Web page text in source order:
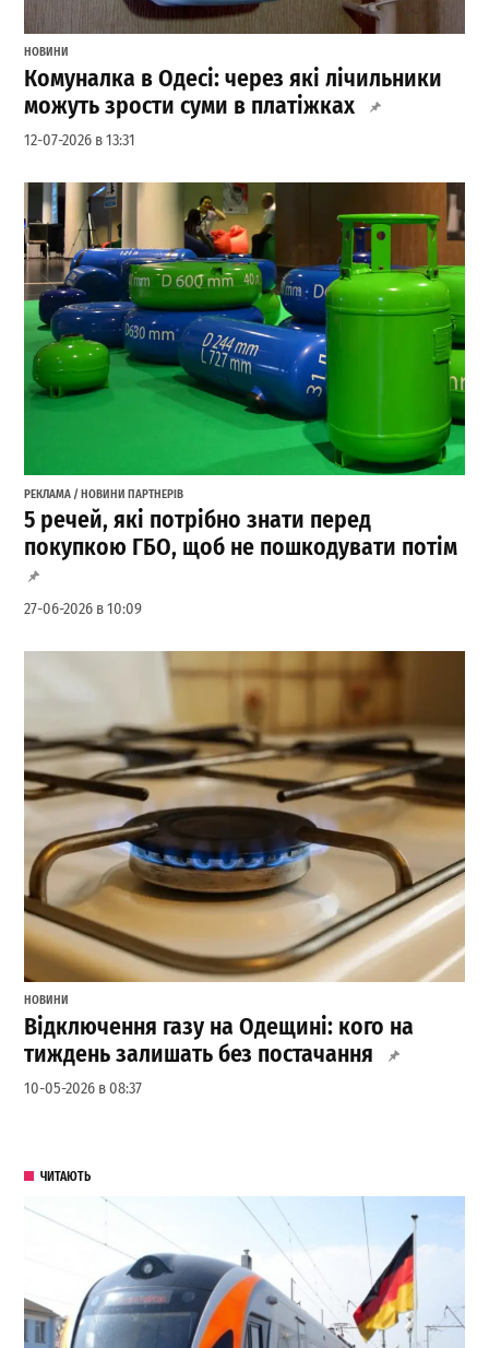
НОВИНИ
Комуналка в Одесі: через які лічильники
можуть зрости суми в платіжках
12-07-2026 в 13:31
РЕКЛАМА / НОВИНИ ПАРТНЕРІВ
5 речей, які потрібно знати перед
покупкою ГБО, щоб не пошкодувати потім
27-06-2026 в 10:09
НОВИНИ
Відключення газу на Одещині: кого на
тиждень залишать без постачання
10-05-2026 в 08:37
ЧИТАЮТЬ